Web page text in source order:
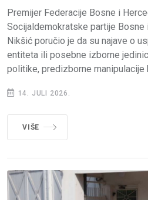
Premijer Federacije Bosne i
Socijaldemokratske partije Bosne
Nikšić poručio je da su najave o
entiteta ili posebne izborne
politike, predizborne manipulacije
14. JULI 2026.
VIŠE